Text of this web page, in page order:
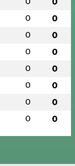
0 0
0 0
0 0
0 0
0 0
0 0
0 0
0 0